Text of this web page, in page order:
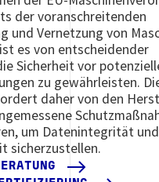
der voranschreitenden
und Vernetzung von
es von entscheidender
Sicherheit vor
zu gewährleisten.
daher von den
um Datenintegrität
sicherzustellen.